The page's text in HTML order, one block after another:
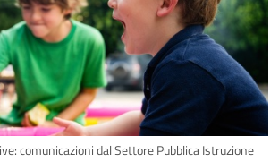
comunicazioni dal Settore Pubblica Istruzione